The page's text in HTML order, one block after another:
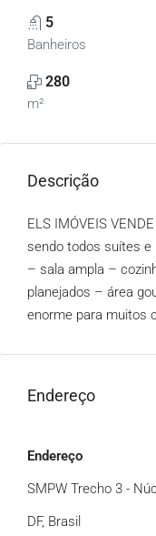
5
Banheiros
280
m²
Descrição
ELS IMÓVEIS
sendo todos suítes
– sala ampla –
planejados – área
enorme para muitos
Endereço
Endereço
SMPW Trecho 3 -
DF, Brasil